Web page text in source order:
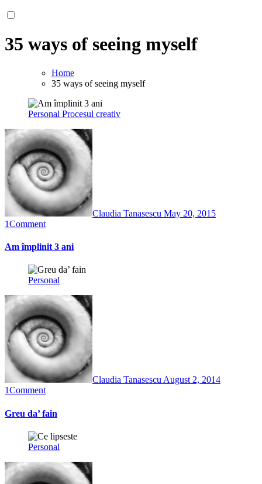
35 ways of seeing myself
Home
35 ways of seeing myself
Personal Procesul creativ
Claudia Tanasescu May 20, 2015
1Comment
Am împlinit 3 ani
Personal
Claudia TanasescuAugust 2, 2014
1Comment
Greu da’ fain
Personal